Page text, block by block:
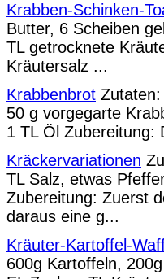
Krabben-Schinken-
Butter, 6 Scheiben
TL getrocknete
Kräutersalz ...
Krabbenbrot
50 g vorgegarte
1 TL Öl Zubereitung:
Kräckervariationen
TL Salz, etwas
Zubereitung: Zuerst
daraus eine g...
Kräuter-Kartoffel-
600g Kartoffeln,